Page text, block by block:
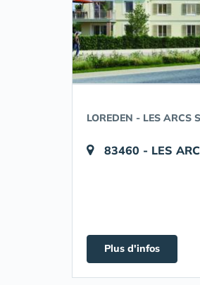
LOREDEN - LES ARCS
83460 - LES
Plus d'infos